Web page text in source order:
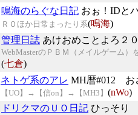
鳴海のらぐな日記 おぉ！IDと
ＲＯほか日常まったり系(鳴海)
管理日誌 あけおめことよろ２
WebMasterのＰＢＭ（メイルゲーム）
(七倉)
ネトゲ系のアレ MH暦#012 お
【UO】→【信on】→【MH3】 (nWo)
ドリクマのＵＯ日記 ひっそり